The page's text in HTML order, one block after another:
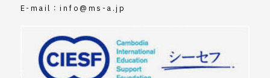
E-mail：info@ms-a.jp